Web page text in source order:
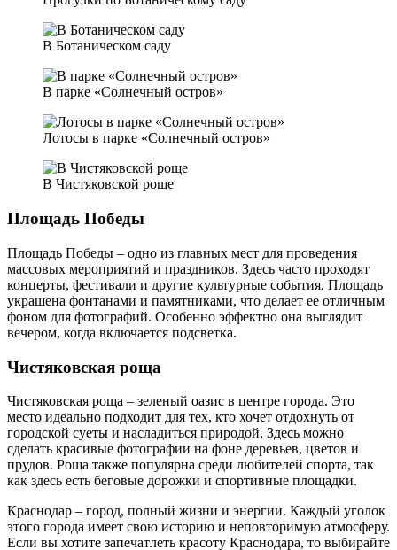
В Ботаническом саду
В парке «Солнечный остров»
Лотосы в парке «Солнечный остров»
В Чистяковской роще
Площадь Победы
Площадь Победы – одно из главных мест для проведения
массовых мероприятий и праздников. Здесь часто проходят
концерты, фестивали и другие культурные события. Площадь
украшена фонтанами и памятниками, что делает ее отличным
фоном для фотографий. Особенно эффектно она выглядит
вечером, когда включается подсветка.
Чистяковская роща
Чистяковская роща – зеленый оазис в центре города. Это
место идеально подходит для тех, кто хочет отдохнуть от
городской суеты и насладиться природой. Здесь можно
сделать красивые фотографии на фоне деревьев, цветов и
прудов. Роща также популярна среди любителей спорта, так
как здесь есть беговые дорожки и спортивные площадки.
Краснодар – город, полный жизни и энергии. Каждый уголок
этого города имеет свою историю и неповторимую атмосферу.
Если вы хотите запечатлеть красоту Краснодара, то выбирайте